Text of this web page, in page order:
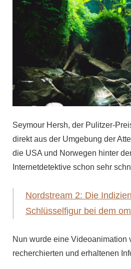
Seymour Hersh, der Pulitzer-
direkt aus der Umgebung der
die USA und Norwegen hinter
Internetdetektive schon sehr
Nordstream 2: Die
Schlüsselfigur bei dem
Nun wurde eine Videoanimation
recherchierten und erhaltenen